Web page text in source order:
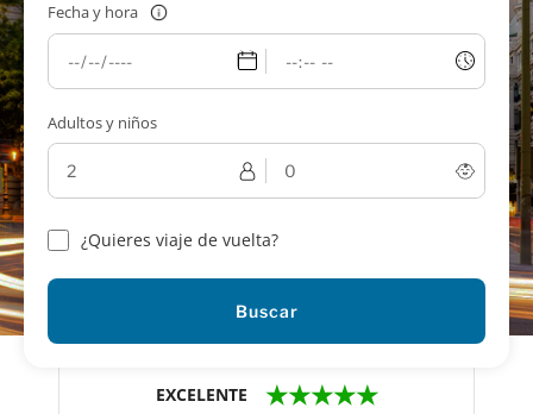
Fecha y hora
Adultos y niños
¿Quieres viaje de vuelta?
Buscar
EXCELENTE ★★★★★